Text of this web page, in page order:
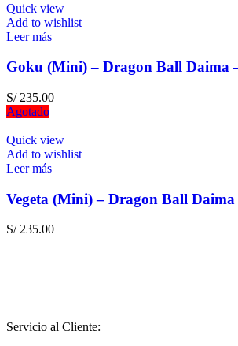
Quick view
Add to wishlist
Leer más
Goku (Mini) – Dragon Ball Daima
S/235.00
Agotado
Quick view
Add to wishlist
Leer más
Vegeta (Mini) – Dragon Ball
S/235.00
Servicio al Cliente: